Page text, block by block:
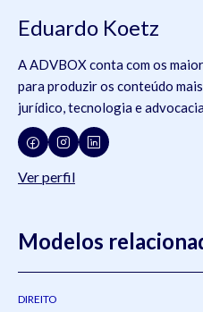
Eduardo Koetz
A ADVBOX conta com os
para produzir os conteúdo
jurídico, tecnologia e
Ver perfil
Modelos
DIREITO